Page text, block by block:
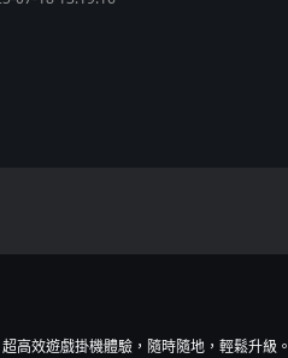
高效遊戲掛機體驗，隨時隨地，輕鬆升級。